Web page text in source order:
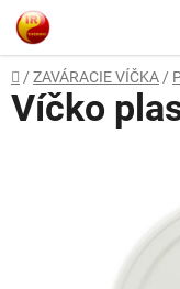
Prejsť
na
obsah
Domov
/ ZAVÁRACIE VÍČKA /
Víčko